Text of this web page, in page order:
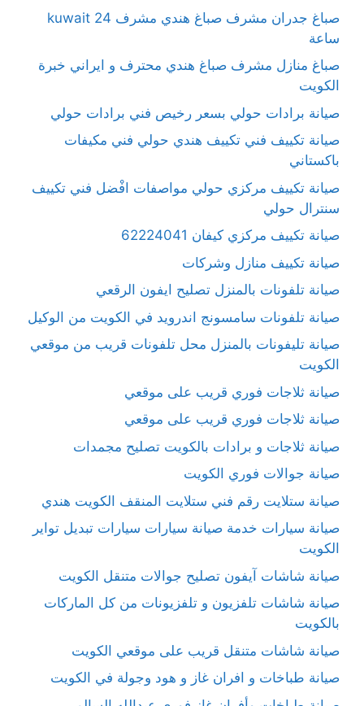
صباغ جدران مشرف صباغ هندي مشرف kuwait 24
ساعة
صباغ منازل مشرف صباغ هندي محترف و ايراني خبرة
الكويت
صيانة برادات حولي بسعر رخيص فني برادات حولي
صيانة تكييف فني تكييف هندي حولي فني مكيفات
باكستاني
صيانة تكييف مركزي حولي مواصفات افْضل فني تكييف
سنترال حولي
صيانة تكييف مركزي كيفان 62224041
صيانة تكييف منازل وشركات
صيانة تلفونات بالمنزل تصليح ايفون الرقعي
صيانة تلفونات سامسونج اندرويد في الكويت من الوكيل
صيانة تليفونات بالمنزل محل تلفونات قريب من موقعي
الكويت
صيانة ثلاجات فوري قريب على موقعي
صيانة ثلاجات فوري قريب على موقعي
صيانة ثلاجات و برادات بالكويت تصليح مجمدات
صيانة جوالات فوري الكويت
صيانة ستلايت رقم فني ستلايت المنقف الكويت هندي
صيانة سيارات خدمة صيانة سيارات سيارات تبديل تواير
الكويت
صيانة شاشات آيفون تصليح جوالات متنقل الكويت
صيانة شاشات تلفزيون و تلفزيونات من كل الماركات
بالكويت
صيانة شاشات متنقل قريب على موقعي الكويت
صيانة طباخات و افران غاز و هود وجولة في الكويت